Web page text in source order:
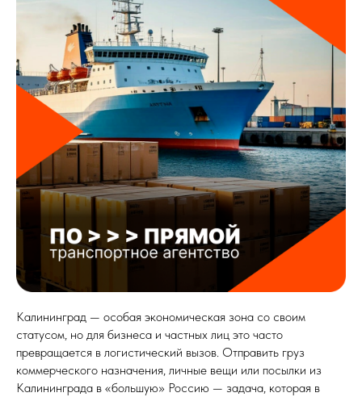
Калининград — особая экономическая зона со своим
статусом, но для бизнеса и частных лиц это часто
превращается в логистический вызов. Отправить груз
коммерческого назначения, личные вещи или посылки из
Калининграда в «большую» Россию — задача, которая в